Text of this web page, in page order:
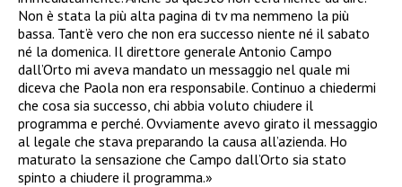
Non è stata la più alta pagina di tv ma nemmeno la più
bassa. Tant’è vero che non era successo niente né il sabato
né la domenica. Il direttore generale Antonio Campo
dall’Orto mi aveva mandato un messaggio nel quale mi
diceva che Paola non era responsabile. Continuo a chiedermi
che cosa sia successo, chi abbia voluto chiudere il
programma e perché. Ovviamente avevo girato il messaggio
al legale che stava preparando la causa all’azienda. Ho
maturato la sensazione che Campo dall’Orto sia stato
spinto a chiudere il programma.»